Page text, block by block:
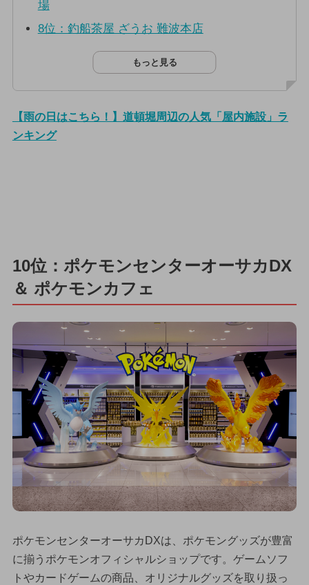
場
8位：釣船茶屋 ざうお 難波本店
もっと見る
【雨の日はこちら！】道頓堀周辺の人気「屋内施設」ラ
ンキング
10位：ポケモンセンターオーサカDX
＆ ポケモンカフェ
ポケモンセンターオーサカDXは、ポケモングッズが豊富
に揃うポケモンオフィシャルショップです。ゲームソフ
トやカードゲームの商品、オリジナルグッズを取り扱っ